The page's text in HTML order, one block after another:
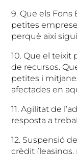
9. Que els
petites
perquè així sigui
10. Que el
de recursos.
petites i
afectades en
11. Agilitat de
resposta a
12. Suspensió
crèdit